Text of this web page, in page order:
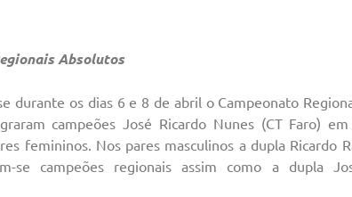
Absolutos
durante os dias 6 e 8 de abril o Campeonato
campeões José Ricardo Nunes (CT Faro)
femininos. Nos pares masculinos a dupla Ricardo
se campeões regionais assim como a dupla